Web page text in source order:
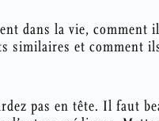
dans la vie, comment
similaires et comment
pas en tête. Il faut